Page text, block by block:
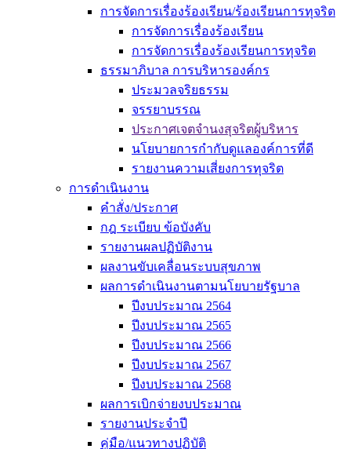
การจัดการเรื่องร้องเรียน/ร้องเรียนการทุจริต
การจัดการเรื่องร้องเรียน
การจัดการเรื่องร้องเรียนการทุจริต
ธรรมาภิบาล การบริหารองค์กร
ประมวลจริยธรรม
จรรยาบรรณ
ประกาศเจตจำนงสุจริตผู้บริหาร
นโยบายการกำกับดูแลองค์การที่ดี
รายงานความเสี่ยงการทุจริต
การดำเนินงาน
คำสั่ง/ประกาศ
กฎ ระเบียบ ข้อบังคับ
รายงานผลปฏิบัติงาน
ผลงานขับเคลื่อนระบบสุขภาพ
ผลการดำเนินงานตามนโยบายรัฐบาล
ปีงบประมาณ 2564
ปีงบประมาณ 2565
ปีงบประมาณ 2566
ปีงบประมาณ 2567
ปีงบประมาณ 2568
ผลการเบิกจ่ายงบประมาณ
รายงานประจำปี
คู่มือ/แนวทางปฏิบัติ